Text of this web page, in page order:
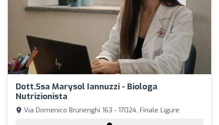
Dott.ssa Marysol Iannuzzi - Biologa
Nutrizionista
Via Domenico Brunenghi 163 - 17024, Finale Ligure